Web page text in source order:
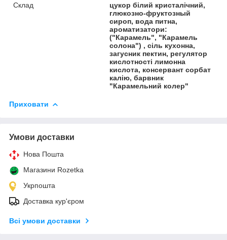
Склад
цукор білий кристалічний,
глюкозно-фруктозный
сироп, вода питна,
ароматизатори:
("Карамель", "Карамель
солона") , сіль кухонна,
загусник пектин, регулятор
кислотності лимонна
кислота, консервант сорбат
калію, барвник
"Карамельний колер"
Приховати
Умови доставки
Нова Пошта
Магазини Rozetka
Укрпошта
Доставка кур'єром
Всі умови доставки